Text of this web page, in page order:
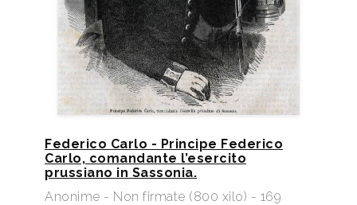
Federico Carlo - Principe Federico
Carlo, comandante l’esercito
prussiano in Sassonia.
Anonime - Non firmate (800 xilo) - 169